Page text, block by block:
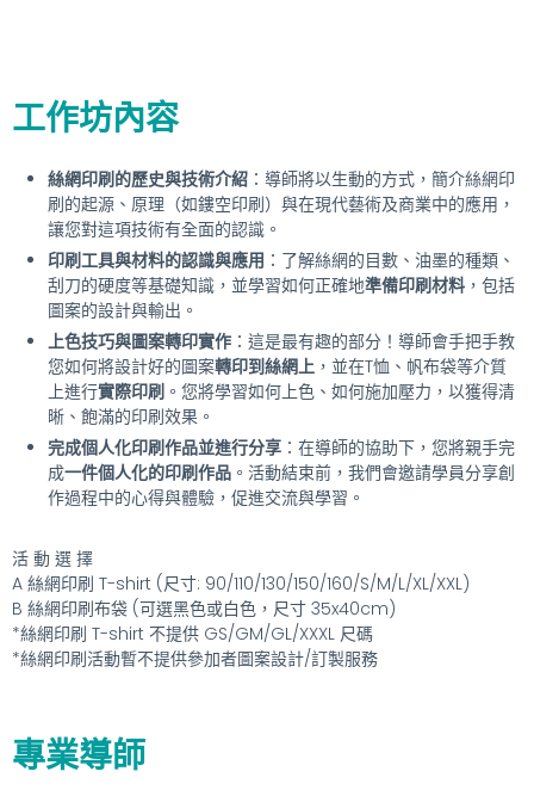
工作坊內容
絲網印刷的歷史與技術介紹 ：導師將以生動的方式，簡介絲網印
刷的起源、原理（如鏤空印刷）與在現代藝術及商業中的應用，
讓您對這項技術有全面的認識。
印刷工具與材料的認識與應用 ：了解絲網的目數、油墨的種類、
刮刀的硬度等基礎知識，並學習如何正確地準備印刷材料 ，包括
圖案的設計與輸出。
上色技巧與圖案轉印實作 ：這是最有趣的部分！導師會手把手教
您如何將設計好的圖案轉印到絲網上 ，並在T恤、帆布袋等介質
上進行實際印刷 。您將學習如何上色、如何施加壓力，以獲得清
晰、飽滿的印刷效果。
完成個人化印刷作品並進行分享 ：在導師的協助下，您將親手完
成一件個人化的印刷作品 。活動結束前，我們會邀請學員分享創
作過程中的心得與體驗，促進交流與學習。
活 動 選 擇
A 絲網印刷 T-shirt (尺寸: 90/110/130/150/160/S/M/L/XL/XXL)
B 絲網印刷布袋 (可選黑色或白色，尺寸 35x40cm)
*絲網印刷 T-shirt 不提供 GS/GM/GL/XXXL 尺碼
*絲網印刷活動暫不提供參加者圖案設計/訂製服務
專業導師